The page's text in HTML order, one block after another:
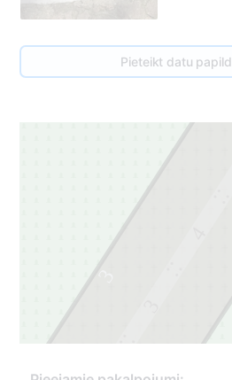
Pieteikt datu
3